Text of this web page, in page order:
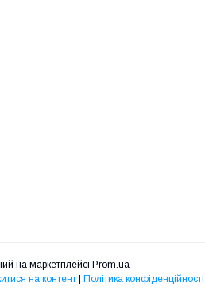
на маркетплейсі Prom.ua
на контент Політика конфіденційності